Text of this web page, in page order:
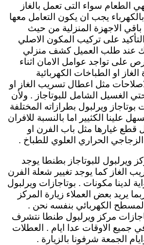
الطعام سواء التى تعمل بالغاز
يجب ان يكون التعامل معها
الاجهزة المنزلية من حيث
التأكيد على تركيب المكون الاصلي
عند طلب العميل كشف منزلي
على تواجد عوامل الامان اثناء
او الطباخات الكهربائية
مثل اعطال تسريب الغاز او
الغسيل الشامل للبوتاجاز . ولأن
ويرلبول بطرازاته المختلفة
علينا الكثيير اما بالنسبة للافران
قطع غيارها مثل باب الفرن او
الحراري العلوي للطباخ .
ويرلبول للبوتاجاز بطنطا يوجد
الغاز كما يوجد تغيير شعلة الفرن
لدينا مكونات . بوتاجازات ويرلبول
شعلة ربما يريد بعض العملاء زيارة المركز
المسطح الكهربائي بنفسه نحن .
مركز ويرلبول طنطا نتشرف
في جميع الاوقات عدا ايام . العطلات
الجمعة شرفونا بالزيارة .